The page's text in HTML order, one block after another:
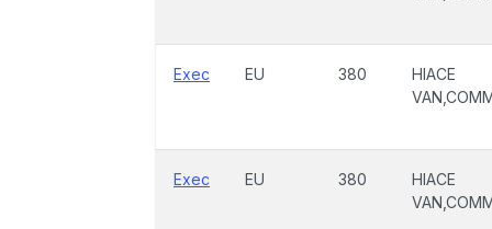
Exec EU 380
HIACE
Exec EU 380
HIACE